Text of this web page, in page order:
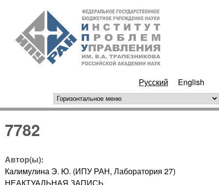
Перейти к основному
содержанию
РАН
Русский English
горизонтальное меню
7782
Автор(ы):
Калимулина Э. Ю. (ИПУ РАН, Лаборатория 27)
НЕАКТУАЛЬНАЯ ЗАПИСЬ